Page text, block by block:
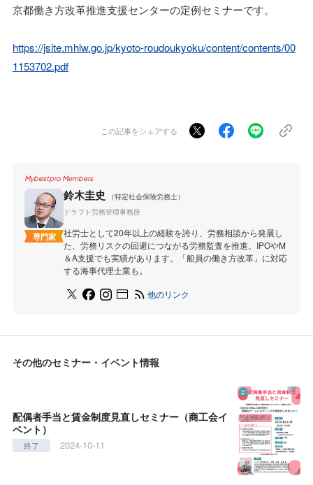
京都働き方改革推進支援センターの定例セミナーです。
https://jsite.mhlw.go.jp/kyoto-roudoukyoku/content/contents/00
1153702.pdf
この記事をシェアする
Mybestpro Members
専門家
鈴木圭史
（特定社会保険労務士）
ドラフト労務管理事務所
社労士として20年以上の経験を誇り、労務相談から発展し
た、労務リスクの回避につながる労務監査を推進。IPOやM
＆A支援でも実績があります。「船員の働き方改革」に対応
する海事代理士業も。
他のリンク
その他のセミナー・イベント情報
配偶者手当と賃金制度見直しセミナー（商工会イ
ベント）
終了 2024-10-11